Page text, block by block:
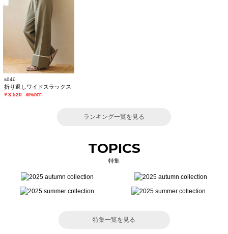
sō4ū
折り返しワイドスラックス
￥3,520 -60%OFF-
ランキング一覧を見る
TOPICS
特集
特集一覧を見る